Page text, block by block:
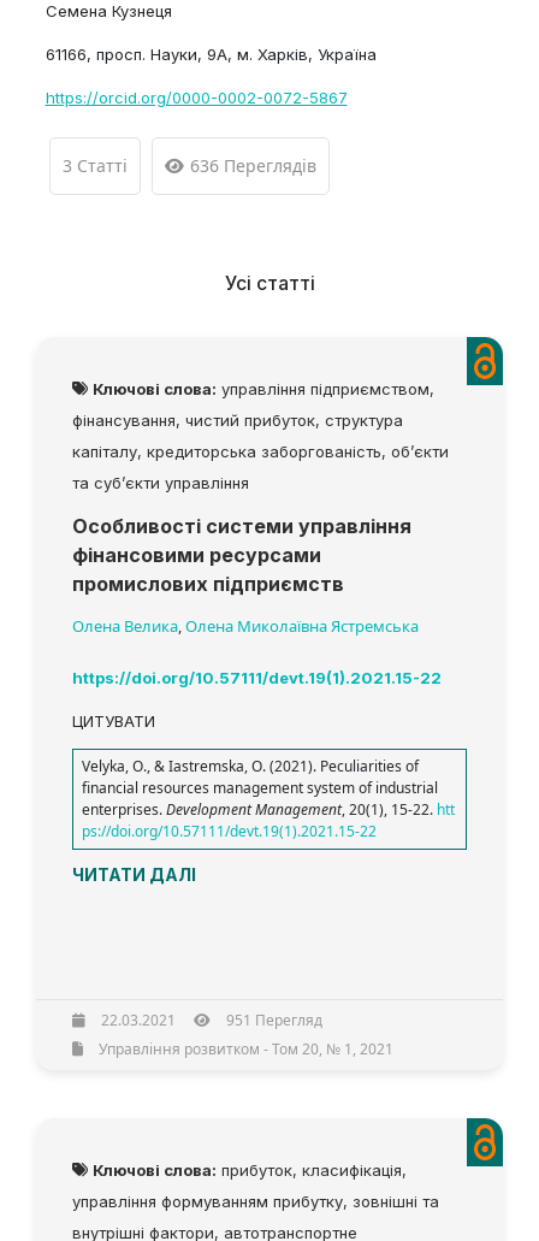
Семена Кузнеця
61166, просп. Науки, 9А, м. Харків, Україна
https://orcid.org/0000-0002-0072-5867
3 Статті 636 Переглядів
Усі статті
Ключові слова: управління підприємством,
фінансування, чистий прибуток, структура
капіталу, кредиторська заборгованість, об’єкти
та суб’єкти управління
Особливості системи управління
фінансовими ресурсами
промислових підприємств
Олена Велика,Олена Миколаївна Ястремська
https://doi.org/10.57111/devt.19(1).2021.15-22
ЦИТУВАТИ
Velyka, O., & Iastremska, O. (2021). Peculiarities of
financial resources management system of industrial
enterprises.Development Management, 20(1), 15-22. htt
ps://doi.org/10.57111/devt.19(1).2021.15-22
ЧИТАТИ ДАЛІ
22.03.2021
951 Перегляд
Управління розвитком - Том 20, № 1, 2021
Ключові слова: прибуток, класифікація,
управління формуванням прибутку, зовнішні та
внутрішні фактори, автотранспортне